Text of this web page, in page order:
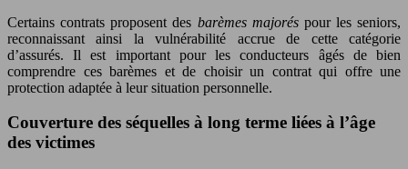
Certains contrats proposent des barèmes majorés pour les seniors,
reconnaissant ainsi la vulnérabilité accrue de cette catégorie
d’assurés. Il est important pour les conducteurs âgés de bien
comprendre ces barèmes et de choisir un contrat qui offre une
protection adaptée à leur situation personnelle.
Couverture des séquelles à long terme liées à l’âge
des victimes